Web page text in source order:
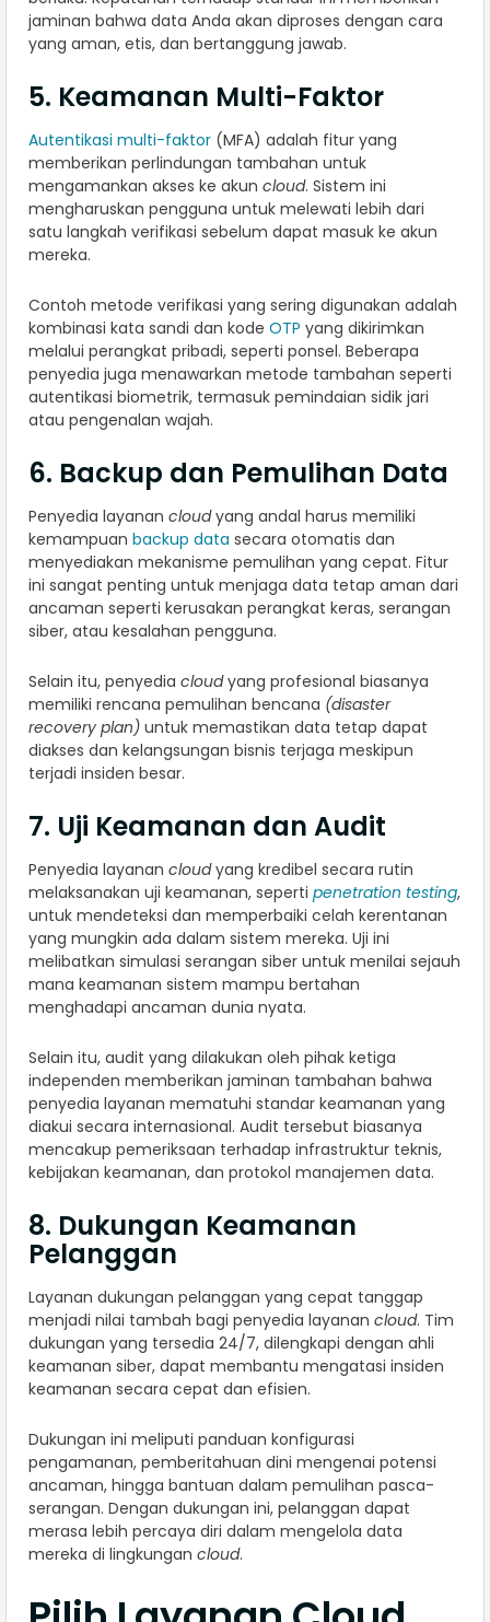
jaminan bahwa data Anda akan diproses dengan cara
yang aman, etis, dan bertanggung jawab.
5. Keamanan Multi-Faktor
Autentikasi multi-faktor (MFA) adalah fitur yang
memberikan perlindungan tambahan untuk
mengamankan akses ke akun cloud. Sistem ini
mengharuskan pengguna untuk melewati lebih dari
satu langkah verifikasi sebelum dapat masuk ke akun
mereka.
Contoh metode verifikasi yang sering digunakan adalah
kombinasi kata sandi dan kode OTP yang dikirimkan
melalui perangkat pribadi, seperti ponsel. Beberapa
penyedia juga menawarkan metode tambahan seperti
autentikasi biometrik, termasuk pemindaian sidik jari
atau pengenalan wajah.
6. Backup dan Pemulihan Data
Penyedia layanan cloudyang andal harus memiliki
kemampuan backup data secara otomatis dan
menyediakan mekanisme pemulihan yang cepat. Fitur
ini sangat penting untuk menjaga data tetap aman dari
ancaman seperti kerusakan perangkat keras, serangan
siber, atau kesalahan pengguna.
Selain itu, penyedia cloudyang profesional biasanya
memiliki rencana pemulihan bencana (disaster
recovery plan) untuk memastikan data tetap dapat
diakses dan kelangsungan bisnis terjaga meskipun
terjadi insiden besar.
7. Uji Keamanan dan Audit
Penyedia layanan cloudyang kredibel secara rutin
melaksanakan uji keamanan, seperti penetration testing,
untuk mendeteksi dan memperbaiki celah kerentanan
yang mungkin ada dalam sistem mereka. Uji ini
melibatkan simulasi serangan siber untuk menilai sejauh
mana keamanan sistem mampu bertahan
menghadapi ancaman dunia nyata.
Selain itu, audit yang dilakukan oleh pihak ketiga
independen memberikan jaminan tambahan bahwa
penyedia layanan mematuhi standar keamanan yang
diakui secara internasional. Audit tersebut biasanya
mencakup pemeriksaan terhadap infrastruktur teknis,
kebijakan keamanan, dan protokol manajemen data.
8. Dukungan Keamanan
Pelanggan
Layanan dukungan pelanggan yang cepat tanggap
menjadi nilai tambah bagi penyedia layanan cloud. Tim
dukungan yang tersedia 24/7, dilengkapi dengan ahli
keamanan siber, dapat membantu mengatasi insiden
keamanan secara cepat dan efisien.
Dukungan ini meliputi panduan konfigurasi
pengamanan, pemberitahuan dini mengenai potensi
ancaman, hingga bantuan dalam pemulihan pasca-
serangan. Dengan dukungan ini, pelanggan dapat
merasa lebih percaya diri dalam mengelola data
mereka di lingkungan cloud.